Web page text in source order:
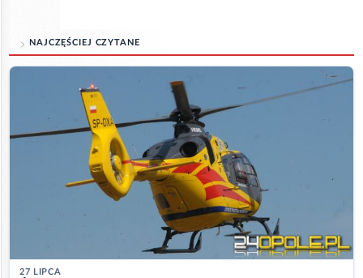
NAJCZĘŚCIEJ CZYTANE
27 LIPCA